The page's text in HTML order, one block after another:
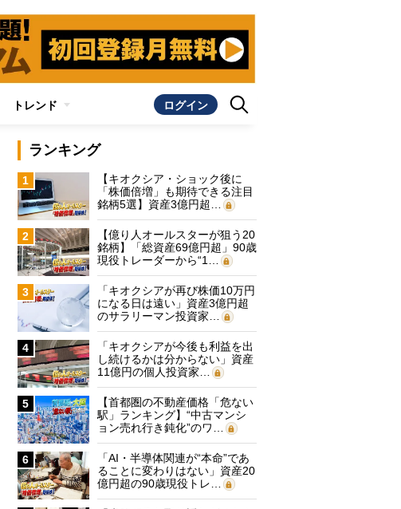
トレンド ログイン
ランキング
1
【キオクシア・ショック後に
「株価倍増」も期待できる注目
銘柄5選】資産3億円超…
2
【億り人オールスターが狙う20
銘柄】「総資産69億円超」90歳
現役トレーダーから“1…
3
「キオクシアが再び株価10万円
になる日は遠い」資産3億円超
のサラリーマン投資家…
4
「キオクシアが今後も利益を出
し続けるかは分からない」資産
11億円の個人投資家…
5
【首都圏の不動産価格「危ない
駅」ランキング】“中古マンシ
ョン売れ行き鈍化”のワ…
6
「AI・半導体関連が“本命”であ
ることに変わりはない」資産20
億円超の90歳現役トレ…